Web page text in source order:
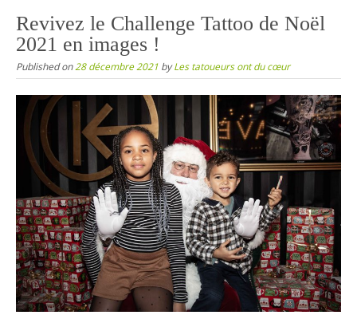
content
Revivez le Challenge Tattoo de Noël
2021 en images !
Published on28 décembre 2021 byLes tatoueurs ont du cœur